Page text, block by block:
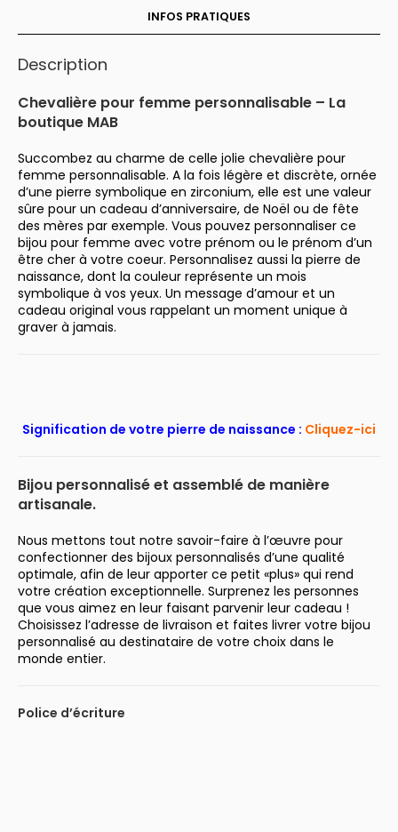
INFOS PRATIQUES
Description
Chevalière pour femme personnalisable – La
boutique MAB
Succombez au charme de celle jolie chevalière pour
femme personnalisable. A la fois légère et discrète, ornée
d’une pierre symbolique en zirconium, elle est une valeur
sûre pour un cadeau d’anniversaire, de Noël ou de fête
des mères par exemple. Vous pouvez personnaliser ce
bijou pour femme avec votre prénom ou le prénom d’un
être cher à votre coeur. Personnalisez aussi la pierre de
naissance, dont la couleur représente un mois
symbolique à vos yeux. Un message d’amour et un
cadeau original vous rappelant un moment unique à
graver à jamais.
Signification de votre pierre de naissance : Cliquez-ici
Bijou personnalisé et assemblé de manière
artisanale.
Nous mettons tout notre savoir-faire à l’œuvre pour
confectionner des bijoux personnalisés d’une qualité
optimale, afin de leur apporter ce petit «plus» qui rend
votre création exceptionnelle. Surprenez les personnes
que vous aimez en leur faisant parvenir leur cadeau !
Choisissez l’adresse de livraison et faites livrer votre bijou
personnalisé au destinataire de votre choix dans le
monde entier.
Police d’écriture